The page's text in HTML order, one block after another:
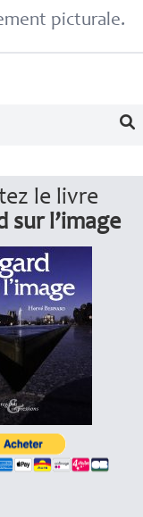
picturale.
le livre
sur l’image